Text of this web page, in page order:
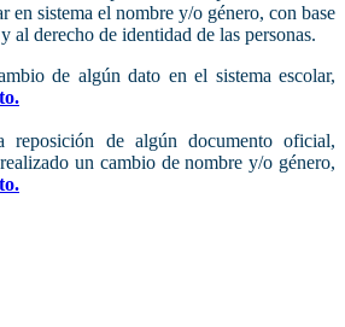
en sistema el nombre y/o género, con base
al derecho de identidad de las personas.
de algún dato en el sistema escolar,
reposición de algún documento oficial,
un cambio de nombre y/o género,